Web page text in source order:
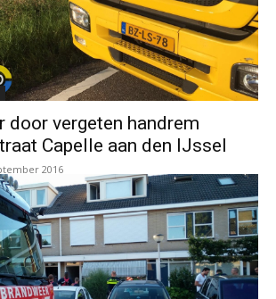
door vergeten handrem
Capelle aan den IJssel
2016